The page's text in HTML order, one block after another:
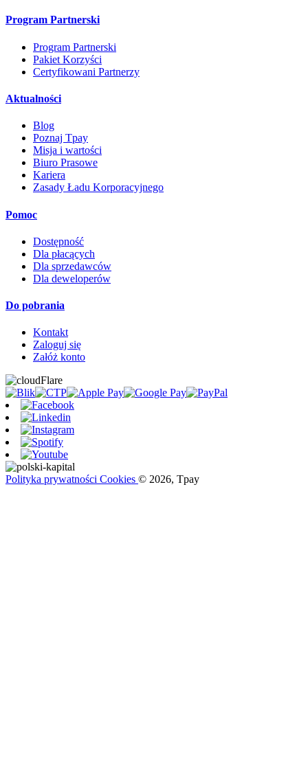
Program Partnerski
Program Partnerski
Pakiet Korzyści
Certyfikowani Partnerzy
Aktualności
Blog
Poznaj Tpay
Misja i wartości
Biuro Prasowe
Kariera
Zasady Ładu Korporacyjnego
Pomoc
Dostępność
Dla płacących
Dla sprzedawców
Dla deweloperów
Do pobrania
Kontakt
Zaloguj się
Załóż konto
Polityka prywatności Cookies © 2026, Tpay